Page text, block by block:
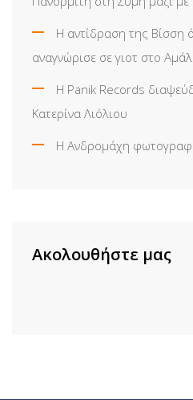
Η αντίδραση της Βίσση
αναγνώρισε σε γιοτ στο
Η Panik Records
Κατερίνα Λιόλιου
Η Ανδρομάχη
Ακολουθήστε μας